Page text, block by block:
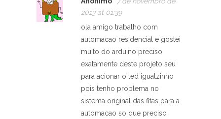
2013 at 01:39
ola amigo trabalho com
automacao residencial e gostei
muito do arduino preciso
exatamente deste projeto seu
para acionar o led igualzinho
pois tenho problema no
sistema original das fitas para a
automacao so que preciso